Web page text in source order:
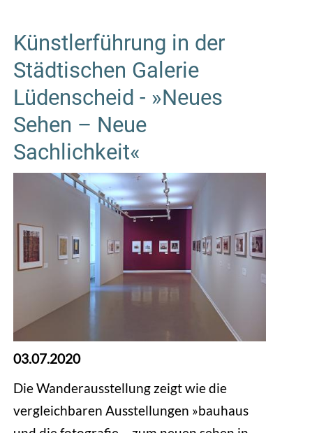
Künstlerführung in der
Städtischen Galerie
Lüdenscheid - »Neues
Sehen – Neue
Sachlichkeit«
03.07.2020
Die Wanderausstellung zeigt wie die
vergleichbaren Ausstellungen »bauhaus